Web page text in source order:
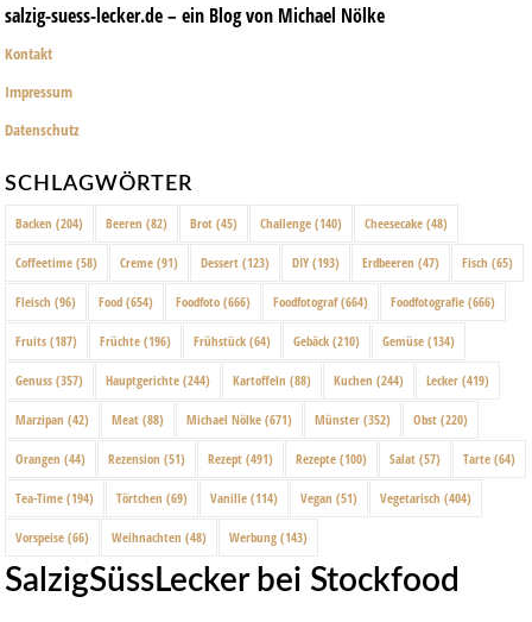
salzig-suess-lecker.de – ein Blog von Michael Nölke
Kontakt
Impressum
Datenschutz
SCHLAGWÖRTER
Backen (204) Beeren (82) Brot (45) Challenge (140) Cheesecake (48)
Coffeetime (58) Creme (91) Dessert (123) DIY (193) Erdbeeren (47) Fisch (65)
Fleisch (96) Food (654) Foodfoto (666) Foodfotograf(664) Foodfotografie (666)
Fruits (187) Früchte (196) Frühstück (64) Gebäck (210) Gemüse (134)
Genuss (357) Hauptgerichte (244) Kartoffeln (88) Kuchen (244) Lecker (419)
Marzipan (42) Meat (88) Michael Nölke (671) Münster (352) Obst (220)
Orangen (44) Rezension (51) Rezept (491) Rezepte (100) Salat (57) Tarte (64)
Tea-Time (194) Törtchen (69) Vanille (114) Vegan (51) Vegetarisch (404)
Vorspeise (66) Weihnachten (48) Werbung (143)
SalzigSüssLecker bei Stockfood